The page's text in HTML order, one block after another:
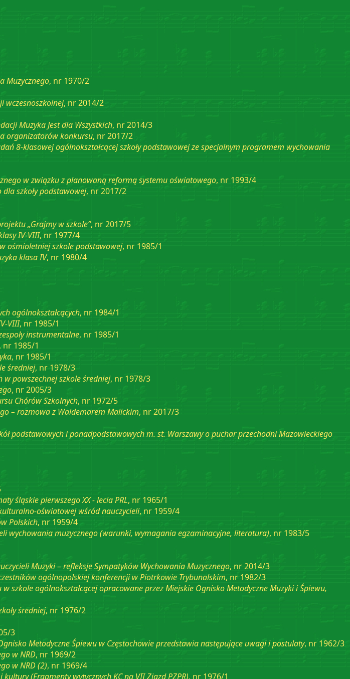
Muzycznego, nr 1970/2
wczesnoszkolnej, nr 2014/2
Muzyka Jest dla Wszystkich, nr 2014/3
organizatorów konkursu, nr 2017/2
8-klasowej ogólnokształcącej szkoły podstawowej ze specjalnym programem wychowania
w związku z planowaną reformą systemu oświatowego, nr 1993/4
szkoły podstawowej, nr 2017/2
„Grajmy w szkole”, nr 2017/5
IV-VIII, nr 1977/4
ośmioletniej szkole podstawowej, nr 1985/1
klasa IV, nr 1980/4
ogólnokształcących, nr 1984/1
VIII, nr 1985/1
instrumentalne, nr 1985/1
, nr 1985/1
, nr 1985/1
średniej, nr 1978/3
powszechnej szkole średniej, nr 1978/3
, nr 2005/3
Chórów Szkolnych, nr 1972/5
– rozmowa z Waldemarem Malickim, nr 2017/3
podstawowych i ponadpodstawowych m. st. Warszawy o puchar przechodni Mazowieckiego
śląskie pierwszego XX - lecia PRL, nr 1965/1
oświatowej wśród nauczycieli, nr 1959/4
Polskich, nr 1959/4
wychowania muzycznego (warunki, wymagania egzaminacyjne, literatura), nr 1983/5
Muzyki – refleksje Sympatyków Wychowania Muzycznego, nr 2014/3
ogólnopolskiej konferencji w Piotrkowie Trybunalskim, nr 1982/3
szkole ogólnokształcącej opracowane przez Miejskie Ognisko Metodyczne Muzyki i Śpiewu,
średniej, nr 1976/2
3
Metodyczne Śpiewu w Częstochowie przedstawia następujące uwagi i postulaty, nr 1962/3
w NRD, nr 1969/2
w NRD (2), nr 1969/4
(Fragmenty wytycznych KC na VII Zjazd PZPR), nr 1976/1